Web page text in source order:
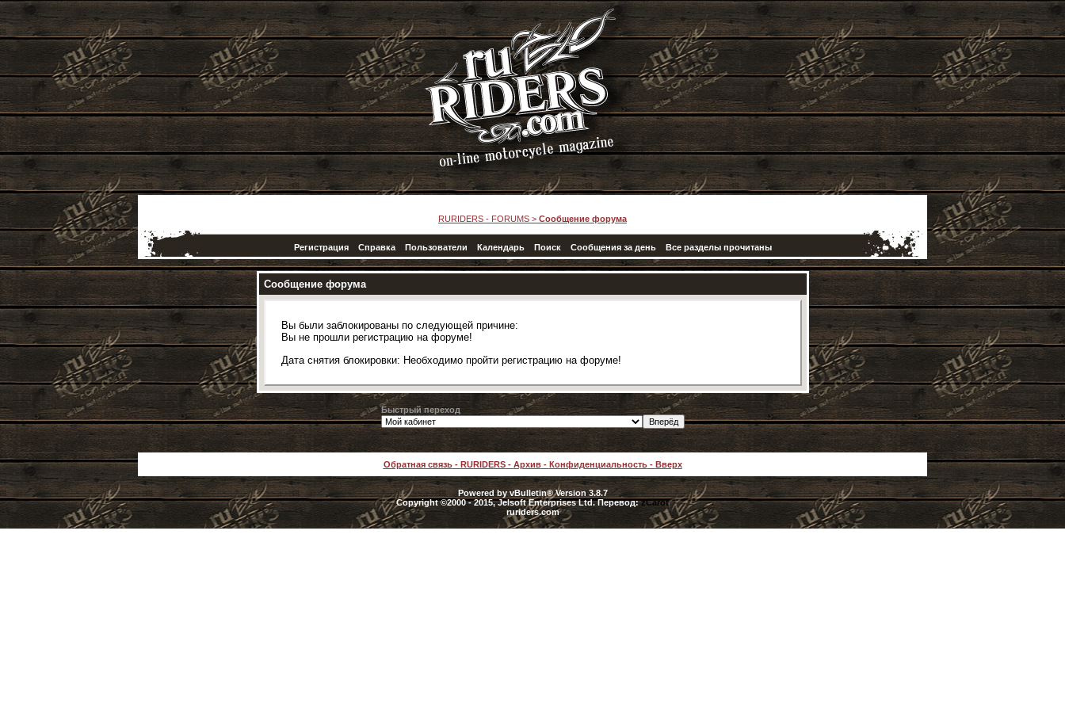
RURIDERS - FORUMS > Сообщение форума
Регистрация Справка Пользователи Календарь Поиск Сообщения за день Все разделы прочитаны
Сообщение форума
Вы были заблокированы по следующей причине:
Вы не прошли регистрацию на форуме!
Дата снятия блокировки: Необходимо пройти регистрацию на форуме!
Быстрый переход
Обратная связь- RURIDERS- Архив- Конфиденциальность- Вверх
Powered by vBulletin® Version 3.8.7
Copyright ©2000 - 2015, Jelsoft Enterprises Ltd. Перевод:zCarot
ruriders.com